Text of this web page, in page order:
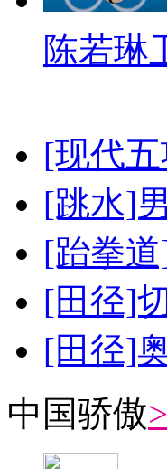
陈若琳
[现代
[跳水]
[跆拳
[田径]
[田径]
中国骄傲